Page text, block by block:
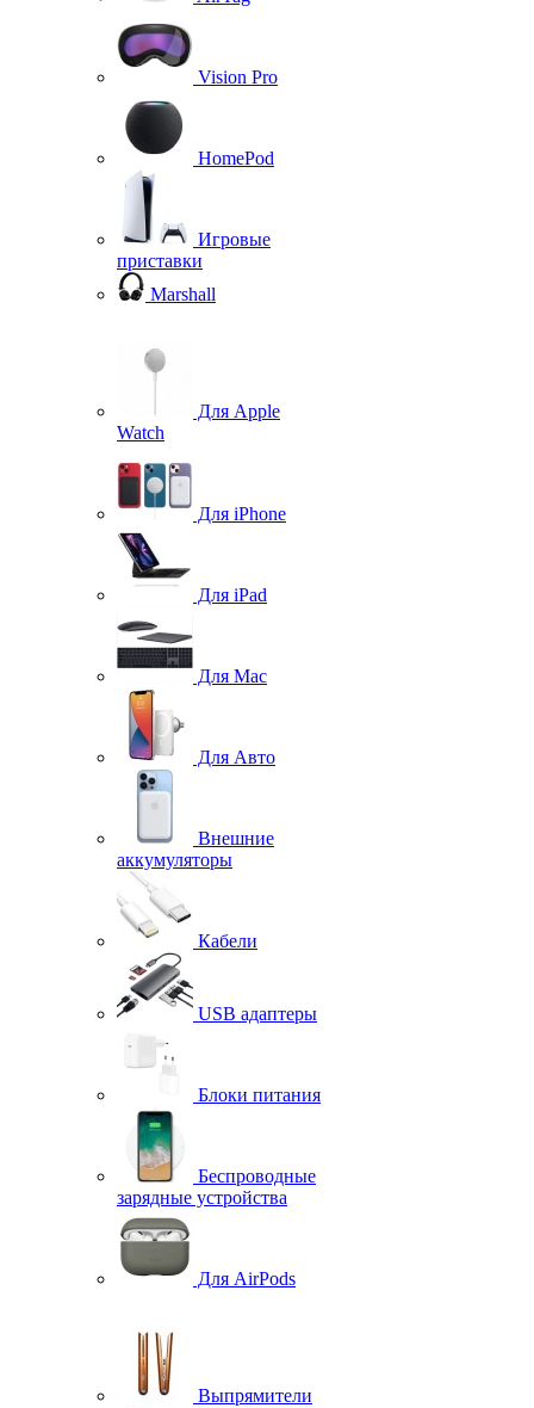
Vision Pro
HomePod
Игровые
приставки
Marshall
Для Apple
Watch
Для iPhone
Для iPad
Для Mac
Для Авто
Внешние
аккумуляторы
Кабели
USB адаптеры
Блоки питания
Беспроводные
зарядные устройства
Для AirPods
Выпрямители